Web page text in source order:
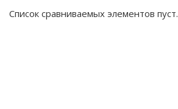
Список сравниваемых элементов пуст.